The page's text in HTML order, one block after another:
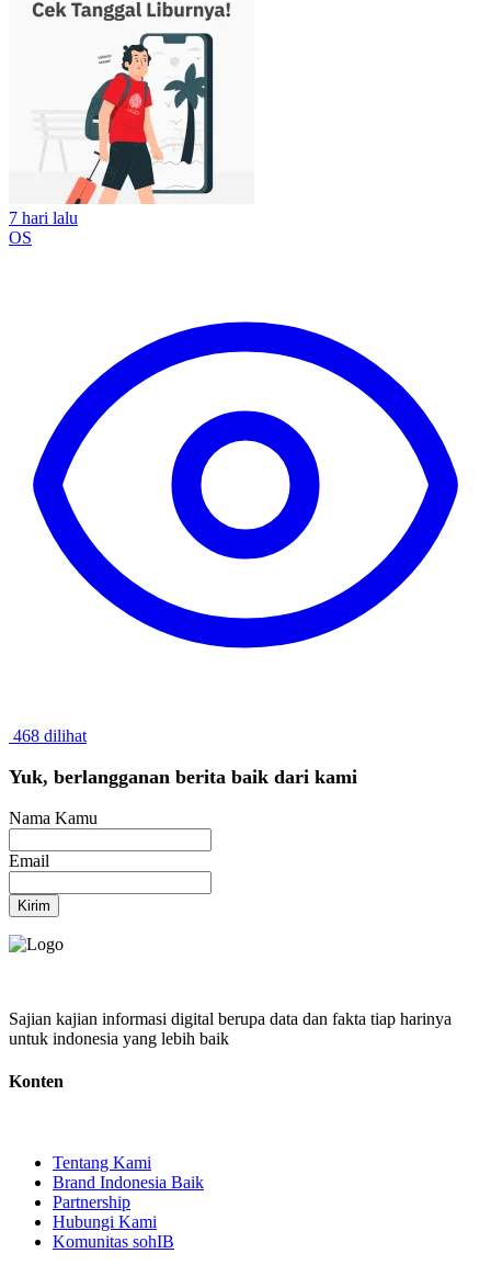
7 hari lalu
OS
468 dilihat
Yuk, berlangganan berita baik dari kami
Nama Kamu
Email
Kirim
Sajian kajian informasi digital berupa data dan fakta tiap harinya
untuk indonesia yang lebih baik
Konten
Tentang Kami
Brand Indonesia Baik
Partnership
Hubungi Kami
Komunitas sohIB